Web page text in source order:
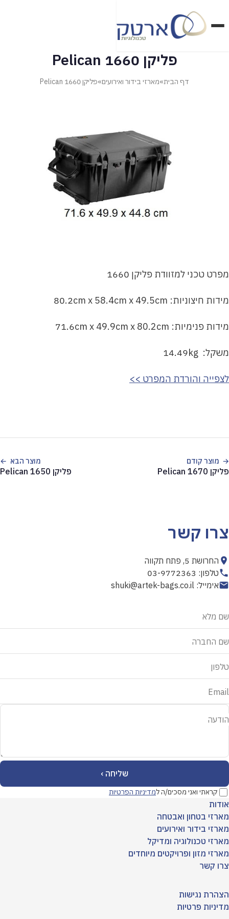
לתוכן
הראשי
מארזי טכנולוגיה ומדיקל
מארזי מזון ופרויקטים מיוחדים
מוצרי SKB
מוצרי פליקן
פליקן 1660 Pelican
דף הבית»מארזי בידור ואירועים»פליקן 1660 Pelican
מפרט טכני למזוודת פליקן 1660
מידות חיצוניות: 80.2cm x 58.4cm x 49.5cm
מידות פנימיות: 71.6cm x 49.9cm x 80.2cm
משקל: 14.49kg
לצפייה והורדת המפרט >>
מוצר קודם
פליקן 1670 Pelican
מוצר הבא
פליקן 1650 Pelican
צרו קשר
החרושת 5, פתח תקווה
טלפון: 03-9772363
אימייל: shuki@artek-bags.co.il
שם מלא
שם החברה
טלפון
Email
הודעה
תמלא
זה
קראתי ואני מסכים/ה למדיניות הפרטיות
אודות
מארזי בטחון ואבטחה
מארזי בידור ואירועים
מארזי טכנולוגיה ומדיקל
מארזי מזון ופרויקטים מיוחדים
צרו קשר
הצהרת נגישות
מדיניות פרטיות